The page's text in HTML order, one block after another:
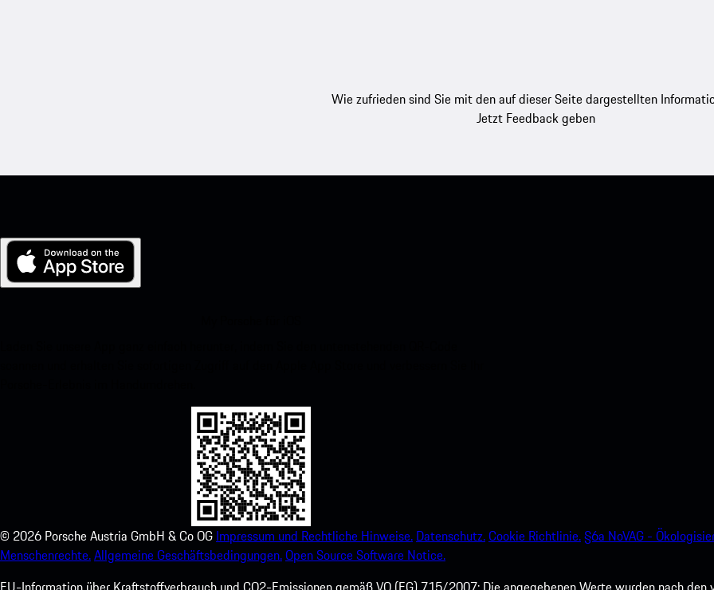
Wie zufrieden sind Sie mit den auf dieser Seite dargestellten
Jetzt Feedback geben
© 2026 Porsche Austria GmbH & Co OG Impressum und Rechtliche Hinweise. Datenschutz.Cookie Richtlinie.§6a NoVAG -
Menschenrechte.Allgemeine Geschäftsbedingungen.Open Source Software Notice.